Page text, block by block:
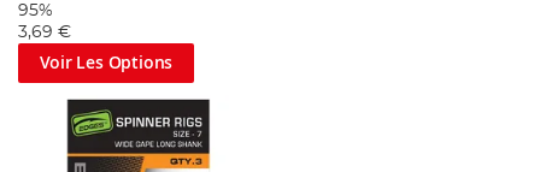
95%
3,69 €
Voir Les Options